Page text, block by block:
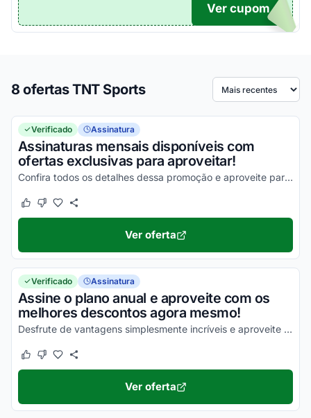
TICO
Ver cupom
8 ofertas TNT Sports Ordenar por
Verificado Assinatura
Assinaturas mensais disponíveis com
ofertas exclusivas para aproveitar!
Confira todos os detalhes dessa promoção e aproveite para economizar agora mesmo!
Este cupom funcionou
Este cupom não funcionou
Ver oferta
Verificado Assinatura
Assine o plano anual e aproveite com os
melhores descontos agora mesmo!
Desfrute de vantagens simplesmente incríveis e aproveite para economizar!
Este cupom funcionou
Este cupom não funcionou
Ver oferta